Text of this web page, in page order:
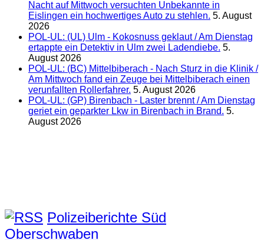
Nacht auf Mittwoch versuchten Unbekannte in
Eislingen ein hochwertiges Auto zu stehlen. 5. August
2026
POL-UL: (UL) Ulm - Kokosnuss geklaut / Am Dienstag
ertappte ein Detektiv in Ulm zwei Ladendiebe. 5.
August 2026
POL-UL: (BC) Mittelbiberach - Nach Sturz in die Klinik /
Am Mittwoch fand ein Zeuge bei Mittelbiberach einen
verunfallten Rollerfahrer. 5. August 2026
POL-UL: (GP) Birenbach - Laster brennt / Am Dienstag
geriet ein geparkter Lkw in Birenbach in Brand. 5.
August 2026
Polizeiberichte Süd
Oberschwaben